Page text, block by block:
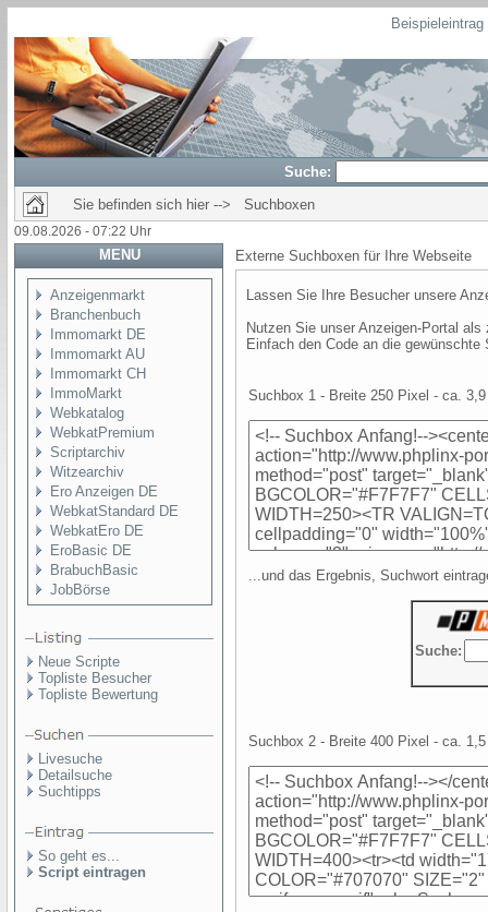
Suche:
Sie befinden sich hier --> Suchboxen
09.08.2026 - 07:22 Uhr
MENU
Anzeigenmarkt
Branchenbuch
Immomarkt DE
Immomarkt AU
Immomarkt CH
ImmoMarkt
Webkatalog
WebkatPremium
Scriptarchiv
Witzearchiv
Ero Anzeigen DE
WebkatStandard DE
WebkatEro DE
EroBasic DE
BrabuchBasic
JobBörse
Neue Scripte
Topliste Besucher
Topliste Bewertung
Livesuche
Detailsuche
Suchtipps
So geht es...
Script eintragen
Externe Suchboxen für Ihre Webseite
Lassen Sie Ihre Besucher unsere
Nutzen Sie unser Anzeigen-Portal
Einfach den Code an die
Suchbox 1 - Breite 250 Pixel - ca.
...und das Ergebnis, Suchwort
Suchbox 2 - Breite 400 Pixel - ca.